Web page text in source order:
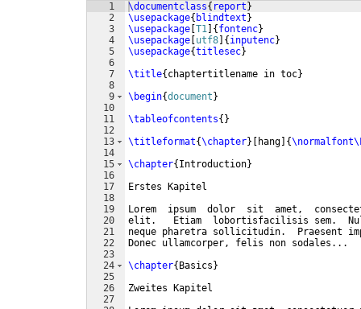
1
2
3
4
5
6
7
8
9
10
11
12
13
14
15
16
17
18
19
20
21
22
23
24
25
26
27
\documentclass{ report }
\usepackage{ blindtext }
\usepackage T1 { fontenc}
\usepackage utf8 { inputenc}
\usepackage{titlesec}
\title{ chaptertitlename in toc}
\begin{document }
\tableofcontents{ }
\titleformat{\chapter} hang {
\chapter{ Introduction}
Erstes Kapitel
Lorem  ipsum  dolor  sit  amet,
elit.   Etiam  lobortisfacilisis sem.
neque pharetra sollicitudin.  Praesent
Donec ullamcorper, felis non sodales...
\chapter{ Basics }
Zweites Kapitel